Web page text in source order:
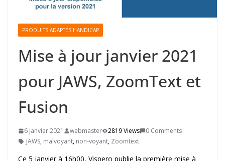
PRODUITS ADAPTÉS HANDICAP
Mise à jour janvier 2021
pour JAWS, ZoomText et
Fusion
6 janvier 2021 webmaster 2819 Views
0 Comments
JAWS, malvoyant, non-voyant, Zoomtext
Ce 5 janvier à 16h00, Vispero publie la première mise à